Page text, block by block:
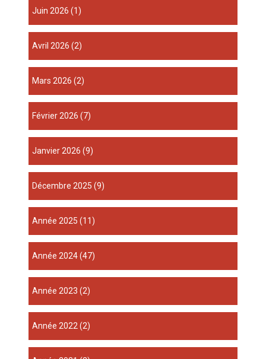
juin 2026 (1)
avril 2026 (2)
mars 2026 (2)
février 2026 (7)
janvier 2026 (9)
décembre 2025 (9)
année 2025 (11)
année 2024(47)
année 2023 (2)
année 2022 (2)